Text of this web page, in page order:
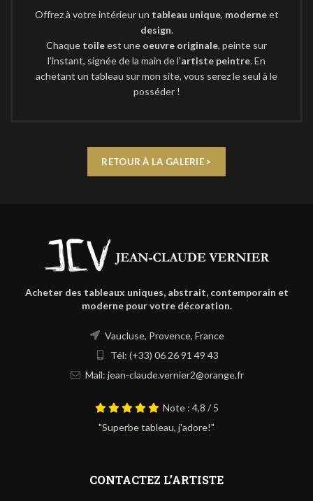
Offrez à votre intérieur un tableau unique, moderneet
design.
Chaque toileest une oeuvre originale, peinte sur
l'instant, signée de la main de l'artiste peintre. En
achetant un tableau sur mon site, vous serez le seul à le
posséder !
RETOUR À LA GALERIE >
Acheter des tableaux uniques, abstrait, contemporain et
moderne pour votre décoration.
Vaucluse, Provence, France
Tél: (+33) 06 26 91 49 43
Mail: jean-claude.vernier2@orange.fr
Note : 4,8 / 5
"Superbe tableau, j'adore!"
CONTACTEZ L’ARTISTE